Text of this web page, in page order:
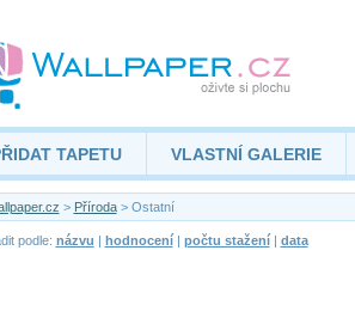
TAPETU VLASTNÍ GALERIE
> Příroda> Ostatní
podle: názvu | hodnocení| počtu stažení| data